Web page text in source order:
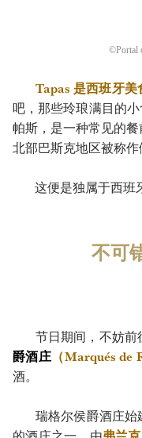
©Portal
Tapas 是西班牙美
吧，那些玲琅满目的
帕斯，是一种常见的
北部巴斯克地区被称作
这便是独属于西班
不可
节日期间，不妨前
爵酒庄 （Marqués de
酒。
瑞格尔侯爵酒庄始